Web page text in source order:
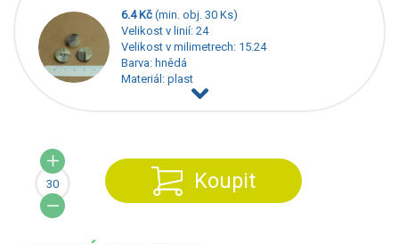
6.4 Kč (min. obj. 30 Ks)
Velikost v linií: 24
Velikost v milimetrech: 15.24
Barva: hnědá
Materiál: plast
Koupit